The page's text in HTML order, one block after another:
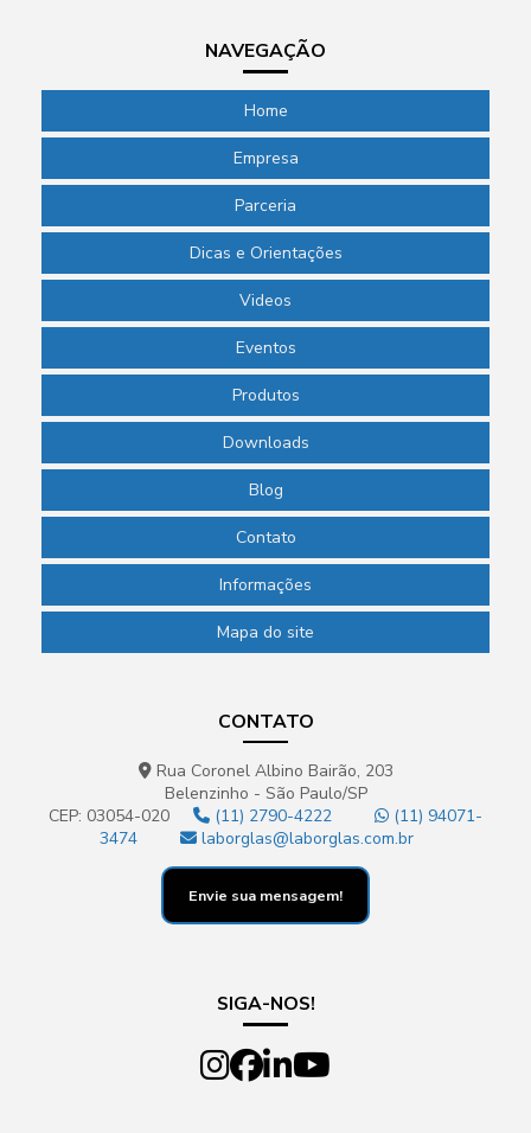
NAVEGAÇÃO
Home
Empresa
Parceria
Dicas e Orientações
Videos
Eventos
Produtos
Downloads
Blog
Contato
Informações
Mapa do site
CONTATO
Rua Coronel Albino Bairão, 203
Belenzinho - São Paulo/SP
CEP: 03054-020
(11) 2790-4222
(11) 94071-
3474
laborglas@laborglas.com.br
Envie sua mensagem!
SIGA-NOS!